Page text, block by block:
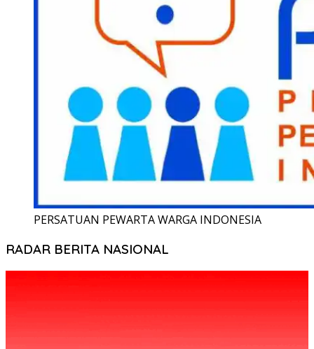
PERSATUAN PEWARTA WARGA INDONESIA
RADAR BERITA NASIONAL